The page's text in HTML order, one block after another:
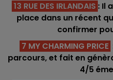
13 RUE DES IRLANDAIS : Il
place dans un récent
confirmer
7 MY CHARMING PRICE
parcours, et fait en
4/5